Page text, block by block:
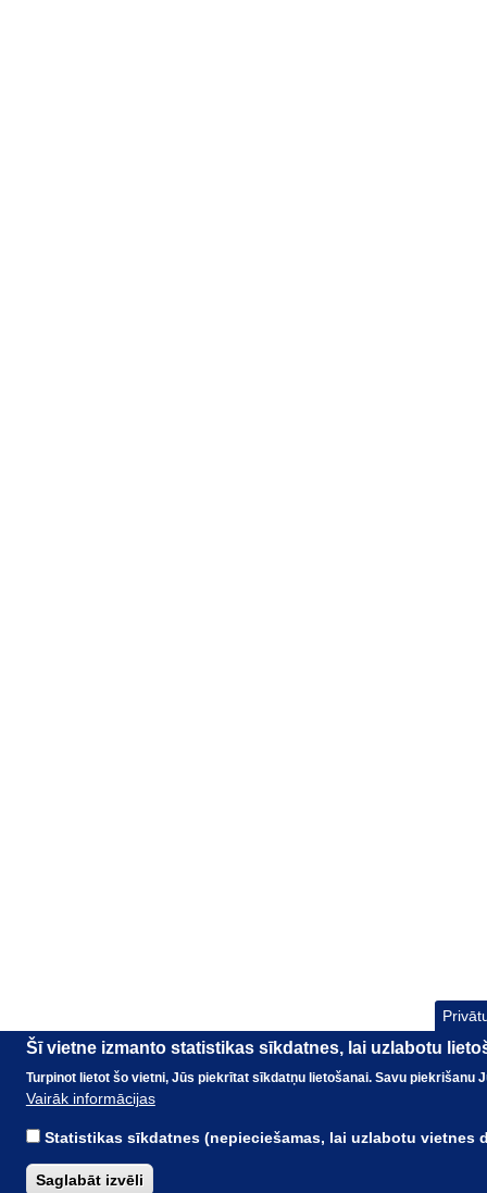
Šī vietne izmanto statistikas sīkdatnes, lai uzlabotu
Turpinot lietot šo vietni, Jūs piekrītat sīkdatņu lietošanai. Savu
Vairāk informācijas
Statistikas sīkdatnes (nepieciešamas, lai uzlabotu vietnes
Saglabāt izvēli